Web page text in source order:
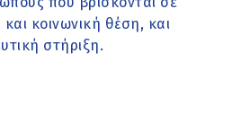
κοινωνική θέση, και
στήριξη.